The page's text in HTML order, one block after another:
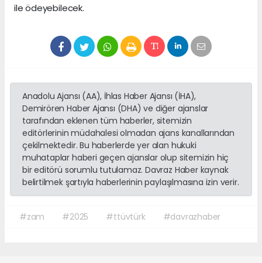
ile ödeyebilecek.
Anadolu Ajansı (AA), İhlas Haber Ajansı (İHA),
Demirören Haber Ajansı (DHA) ve diğer ajanslar
tarafından eklenen tüm haberler, sitemizin
editörlerinin müdahalesi olmadan ajans kanallarından
çekilmektedir. Bu haberlerde yer alan hukuki
muhataplar haberi geçen ajanslar olup sitemizin hiç
bir editörü sorumlu tutulamaz. Davraz Haber kaynak
belirtilmek şartıyla haberlerinin paylaşılmasına izin verir.
#zam #2025 #ttüvtürk #davrazhaber